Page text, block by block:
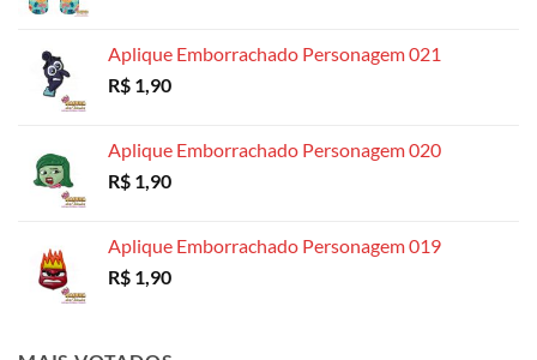
R$ 8,99
Aplique Emborrachado Personagem 021
R$ 1,90
Aplique Emborrachado Personagem 020
R$ 1,90
Aplique Emborrachado Personagem 019
R$ 1,90